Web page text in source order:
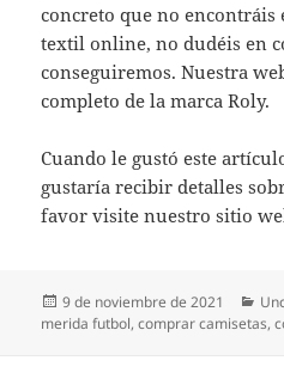
concreto que no encontráis
textil online, no dudéis en
conseguiremos. Nuestra
completo de la marca Roly.
Cuando le gustó este
gustaría recibir detalles
favor visite nuestro sitio
Publicado
el
9 de noviembre de 2021
merida futbol,comprar camisetas,